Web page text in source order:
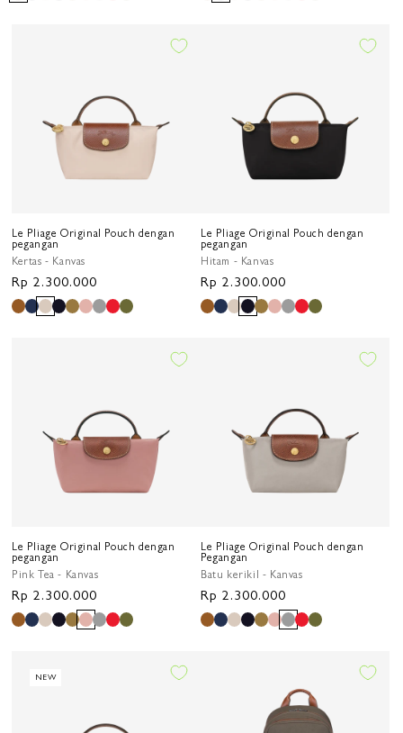
Le Pliage Original Pouch dengan
pegangan
Kertas - Kanvas
Harga
reguler
Rp 2.300.000
Le Pliage Original Pouch dengan
pegangan
Hitam - Kanvas
Harga
reguler
Rp 2.300.000
Le Pliage Original Pouch dengan
pegangan
Pink Tea - Kanvas
Harga
reguler
Rp 2.300.000
Le Pliage Original Pouch dengan
Pegangan
Batu kerikil - Kanvas
Harga
reguler
Rp 2.300.000
NEW